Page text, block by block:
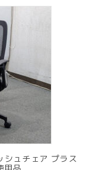
ュチェア プラス